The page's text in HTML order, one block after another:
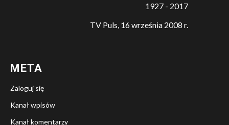
1927 - 2017
TV Puls, 16 września 2008 r.
META
Zaloguj się
Kanał wpisów
Kanał komentarzy